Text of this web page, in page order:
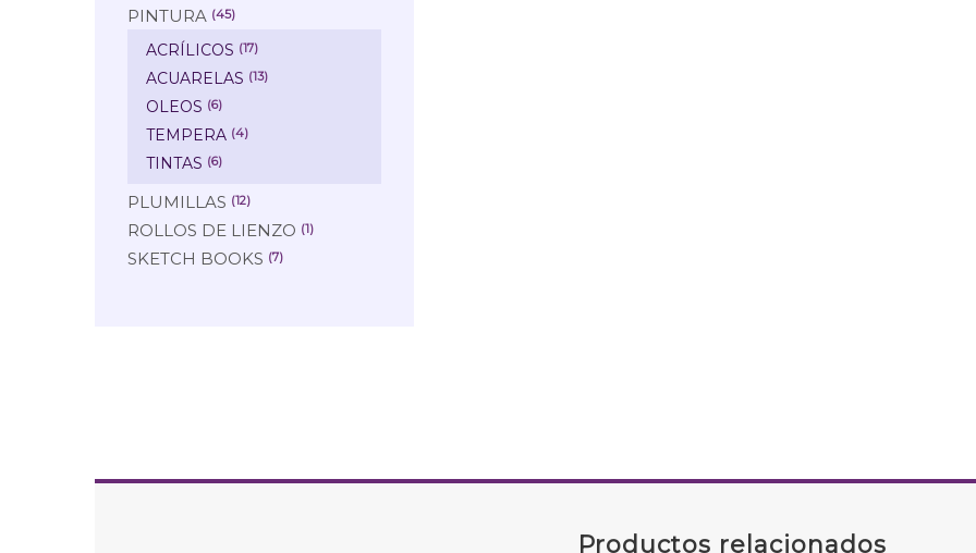
PINTURA (45)
ACRÍLICOS (17)
ACUARELAS (13)
OLEOS (6)
TEMPERA (4)
TINTAS (6)
PLUMILLAS (12)
ROLLOS DE LIENZO (1)
SKETCH BOOKS (7)
Productos relacionados